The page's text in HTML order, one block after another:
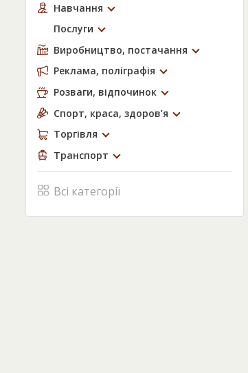
Навчання
Послуги
Виробництво, постачання
Реклама, поліграфія
Розваги, відпочинок
Спорт, краса, здоров’я
Торгівля
Транспорт
Всі категорії